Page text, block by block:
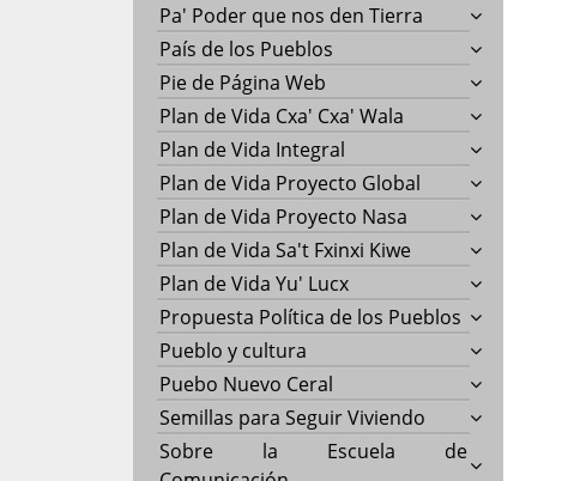
Pa' Poder que nos den Tierra
País de los Pueblos
Pie de Página Web
Plan de Vida Cxa' Cxa' Wala
Plan de Vida Integral
Plan de Vida Proyecto Global
Plan de Vida Proyecto Nasa
Plan de Vida Sa't Fxinxi Kiwe
Plan de Vida Yu' Lucx
Propuesta Política de los Pueblos
Pueblo y cultura
Puebo Nuevo Ceral
Semillas para Seguir Viviendo
Sobre la Escuela de